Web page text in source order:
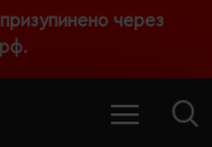
через
рф.